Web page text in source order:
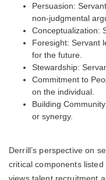
Persuasion:
non-judgmental
Conceptualization:
Foresight: Servant
for the future.
Stewardship:
Commitment to
on the individual.
Building
or synergy.
Derrill’s perspective on
critical components